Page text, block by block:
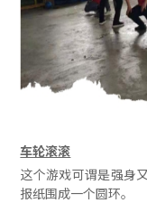
车轮滚滚
这个游戏可谓是强身
报纸围成一个圆环。